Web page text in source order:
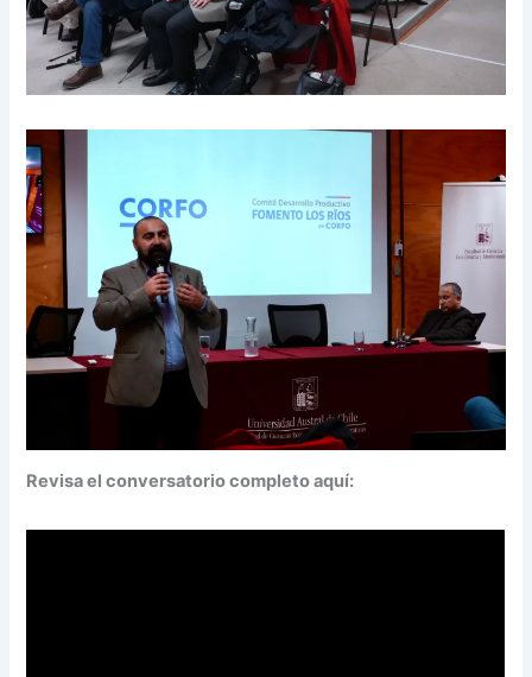
Revisa el conversatorio completo aquí: